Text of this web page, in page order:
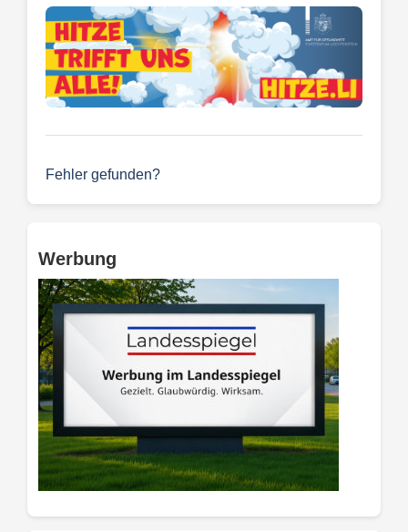
Fehler gefunden?
Werbung